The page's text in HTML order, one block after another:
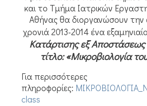
και το Τμήμα Ιατρικών
Αθήνας θα διοργανώσουν την
χρονιά 2013-2014 ένα εξαμηνιαίο
Κατάρτισης εξ
τίτλο: «Μικροβιολογία
Για περισσότερες
πληροφορίες:
class